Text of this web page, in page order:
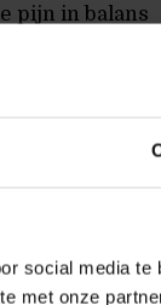
social media te
met onze
pijn in balans